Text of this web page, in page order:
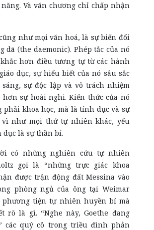
Và văn chương chỉ chấp nhận
như mọi văn hoá, là sự biến đổi
dã (the daemonic). Phép tắc của nó
hơn điều tương tự từ các hành
dục, sự hiểu biết của nó sâu sắc
sự độc lập và vô trách nhiệm
hơn sự hoài nghi. Kiến thức của nó
phải khoa học, mà là tính dục và sự
như mọi thứ tự nhiên khác, yếu
là sự thần bí.
có những nghiên cứu tự nhiên
gọi là “những trực giác khoa
được trận động đất Messina vào
phòng ngủ của ông tại Weimar
phương tiện tự nhiên huyền bí mà
rõ là gì. “Nghe này, Goethe đang
các quý cô trong triều đình phản